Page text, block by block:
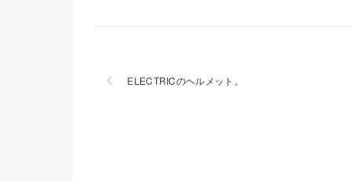
ELECTRICのヘルメット。